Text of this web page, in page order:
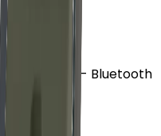
- 43mm - Bluetooth